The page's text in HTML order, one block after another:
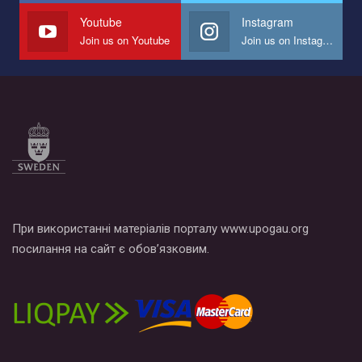
СОГИ в Украине.
Все, что вам нужно сделать - это зайти на наш канал YouTube
по этой ссылке и поставить лайк под видео.
Youtube
Join us on Youtube
Instagram
Join us on Instagram
При використанні матеріалів порталу www.upogau.org
посилання на сайт є обов’язковим.